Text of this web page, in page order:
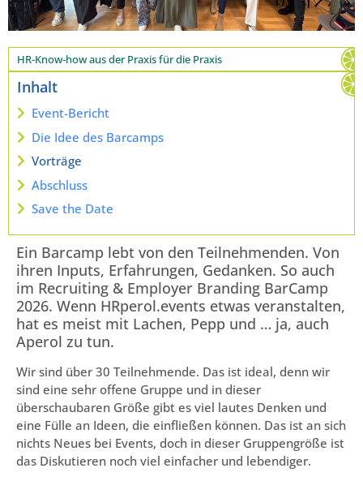
HR-Know-how aus der Praxis für die Praxis
Inhalt
Event-Bericht
Die Idee des Barcamps
Vorträge
Abschluss
Save the Date
Ein Barcamp lebt von den Teilnehmenden. Von
ihren Inputs, Erfahrungen, Gedanken. So auch
im Recruiting & Employer Branding BarCamp
2026. Wenn HRperol.events etwas veranstalten,
hat es meist mit Lachen, Pepp und … ja, auch
Aperol zu tun.
Wir sind über 30 Teilnehmende. Das ist ideal, denn wir
sind eine sehr offene Gruppe und in dieser
überschaubaren Größe gibt es viel lautes Denken und
eine Fülle an Ideen, die einfließen können. Das ist an sich
nichts Neues bei Events, doch in dieser Gruppengröße ist
das Diskutieren noch viel einfacher und lebendiger.